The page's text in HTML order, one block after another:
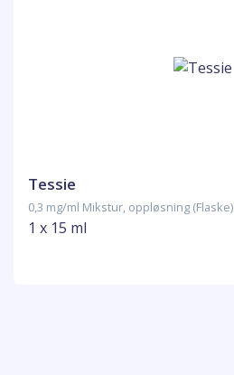
Tessie
0,3 mg/ml Mikstur, oppløsning (Flaske)
1 x 15 ml